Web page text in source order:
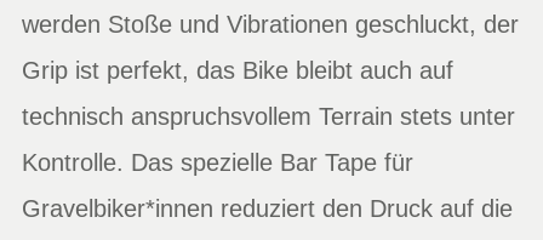
werden Stoße und Vibrationen geschluckt, der
Grip ist perfekt, das Bike bleibt auch auf
technisch anspruchsvollem Terrain stets unter
Kontrolle. Das spezielle Bar Tape für
Gravelbiker*innen reduziert den Druck auf die